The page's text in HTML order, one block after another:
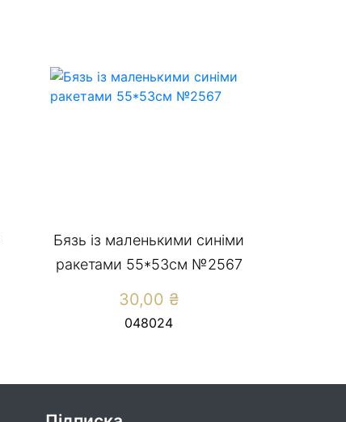
Бязь із маленькими синіми
ракетами 55*53см №2567
30,00 ₴
048024